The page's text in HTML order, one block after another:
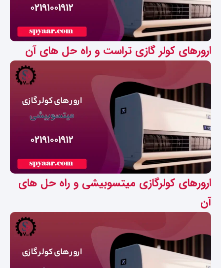
ارورهای کولر گازی تراست و راه حل های آن
ارورهای کولرگازی میتسوبیشی و راه حل های
آن